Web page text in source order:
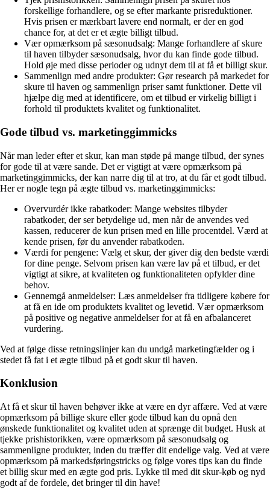
forskellige forhandlere, og se efter markante prisreduktioner.
Hvis prisen er mærkbart lavere end normalt, er der en god
chance for, at det er et ægte billigt tilbud.
Vær opmærksom på sæsonudsalg: Mange forhandlere af skure
til haven tilbyder sæsonudsalg, hvor du kan finde gode tilbud.
Hold øje med disse perioder og udnyt dem til at få et billigt skur.
Sammenlign med andre produkter: Gør research på markedet for
skure til haven og sammenlign priser samt funktioner. Dette vil
hjælpe dig med at identificere, om et tilbud er virkelig billigt i
forhold til produktets kvalitet og funktionalitet.
Gode tilbud vs. marketinggimmicks
Når man leder efter et skur, kan man støde på mange tilbud, der synes
for gode til at være sande. Det er vigtigt at være opmærksom på
marketinggimmicks, der kan narre dig til at tro, at du får et godt tilbud.
Her er nogle tegn på ægte tilbud vs. marketinggimmicks:
Overvurdér ikke rabatkoder: Mange websites tilbyder
rabatkoder, der ser betydelige ud, men når de anvendes ved
kassen, reducerer de kun prisen med en lille procentdel. Værd at
kende prisen, før du anvender rabatkoden.
Værdi for pengene: Vælg et skur, der giver dig den bedste værdi
for dine penge. Selvom prisen kan være lav på et tilbud, er det
vigtigt at sikre, at kvaliteten og funktionaliteten opfylder dine
behov.
Gennemgå anmeldelser: Læs anmeldelser fra tidligere købere for
at få en ide om produktets kvalitet og levetid. Vær opmærksom
på positive og negative anmeldelser for at få en afbalanceret
vurdering.
Ved at følge disse retningslinjer kan du undgå marketingfælder og i
stedet få fat i et ægte tilbud på et godt skur til haven.
Konklusion
At få et skur til haven behøver ikke at være en dyr affære. Ved at være
opmærksom på billige skure eller gode tilbud kan du opnå den
ønskede funktionalitet og kvalitet uden at sprænge dit budget. Husk at
tjekke prishistorikken, være opmærksom på sæsonudsalg og
sammenligne produkter, inden du træffer dit endelige valg. Ved at være
opmærksom på markedsføringstricks og følge vores tips kan du finde
et billig skur med en ægte god pris. Lykke til med dit skur-køb og nyd
godt af de fordele, det bringer til din have!